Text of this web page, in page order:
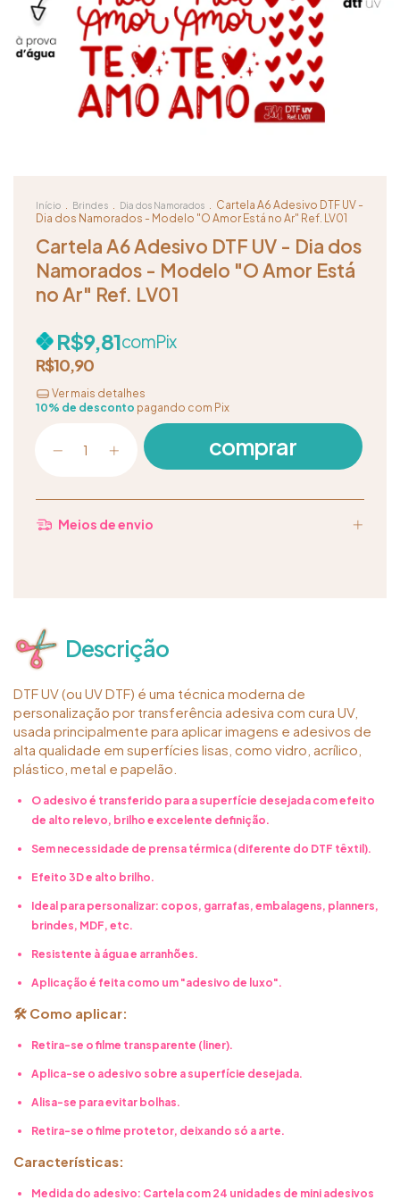
Início . Brindes . Dia dos Namorados . Cartela A6 Adesivo DTF UV -
Dia dos Namorados - Modelo "O Amor Está no Ar" Ref. LV01
Cartela A6 Adesivo DTF UV - Dia dos
Namorados - Modelo "O Amor Está
no Ar" Ref. LV01
R$10,90
R$9,81comPix
10% de desconto pagando com Pix
Ver mais detalhes
Meios de envio
Descrição
DTF UV (ou UV DTF) é uma técnica moderna de
personalização por transferência adesiva com cura UV,
usada principalmente para aplicar imagens e adesivos de
alta qualidade em superfícies lisas, como vidro, acrílico,
plástico, metal e papelão.
O adesivo é transferido para a superfície desejada com efeito
de alto relevo, brilho e excelente definição.
Sem necessidade de prensa térmica (diferente do DTF têxtil).
Efeito 3D e alto brilho.
Ideal para personalizar: copos, garrafas, embalagens, planners,
brindes, MDF, etc.
Resistente à água e arranhões.
Aplicação é feita como um "adesivo de luxo".
🛠 Como aplicar:
Retira-se o filme transparente (liner).
Aplica-se o adesivo sobre a superfície desejada.
Alisa-se para evitar bolhas.
Retira-se o filme protetor, deixando só a arte.
Características:
Medida do adesivo: Cartela com 24 unidades de mini adesivos